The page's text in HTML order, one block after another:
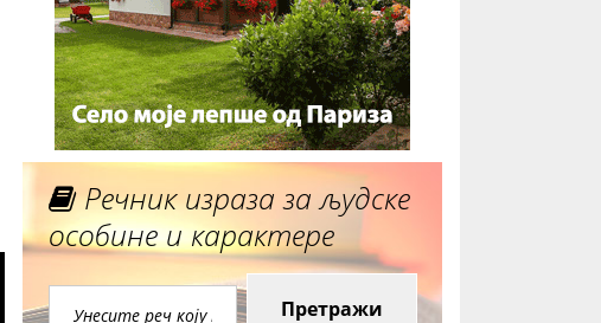
Речник израза за људске
особине и карактере
Претражи